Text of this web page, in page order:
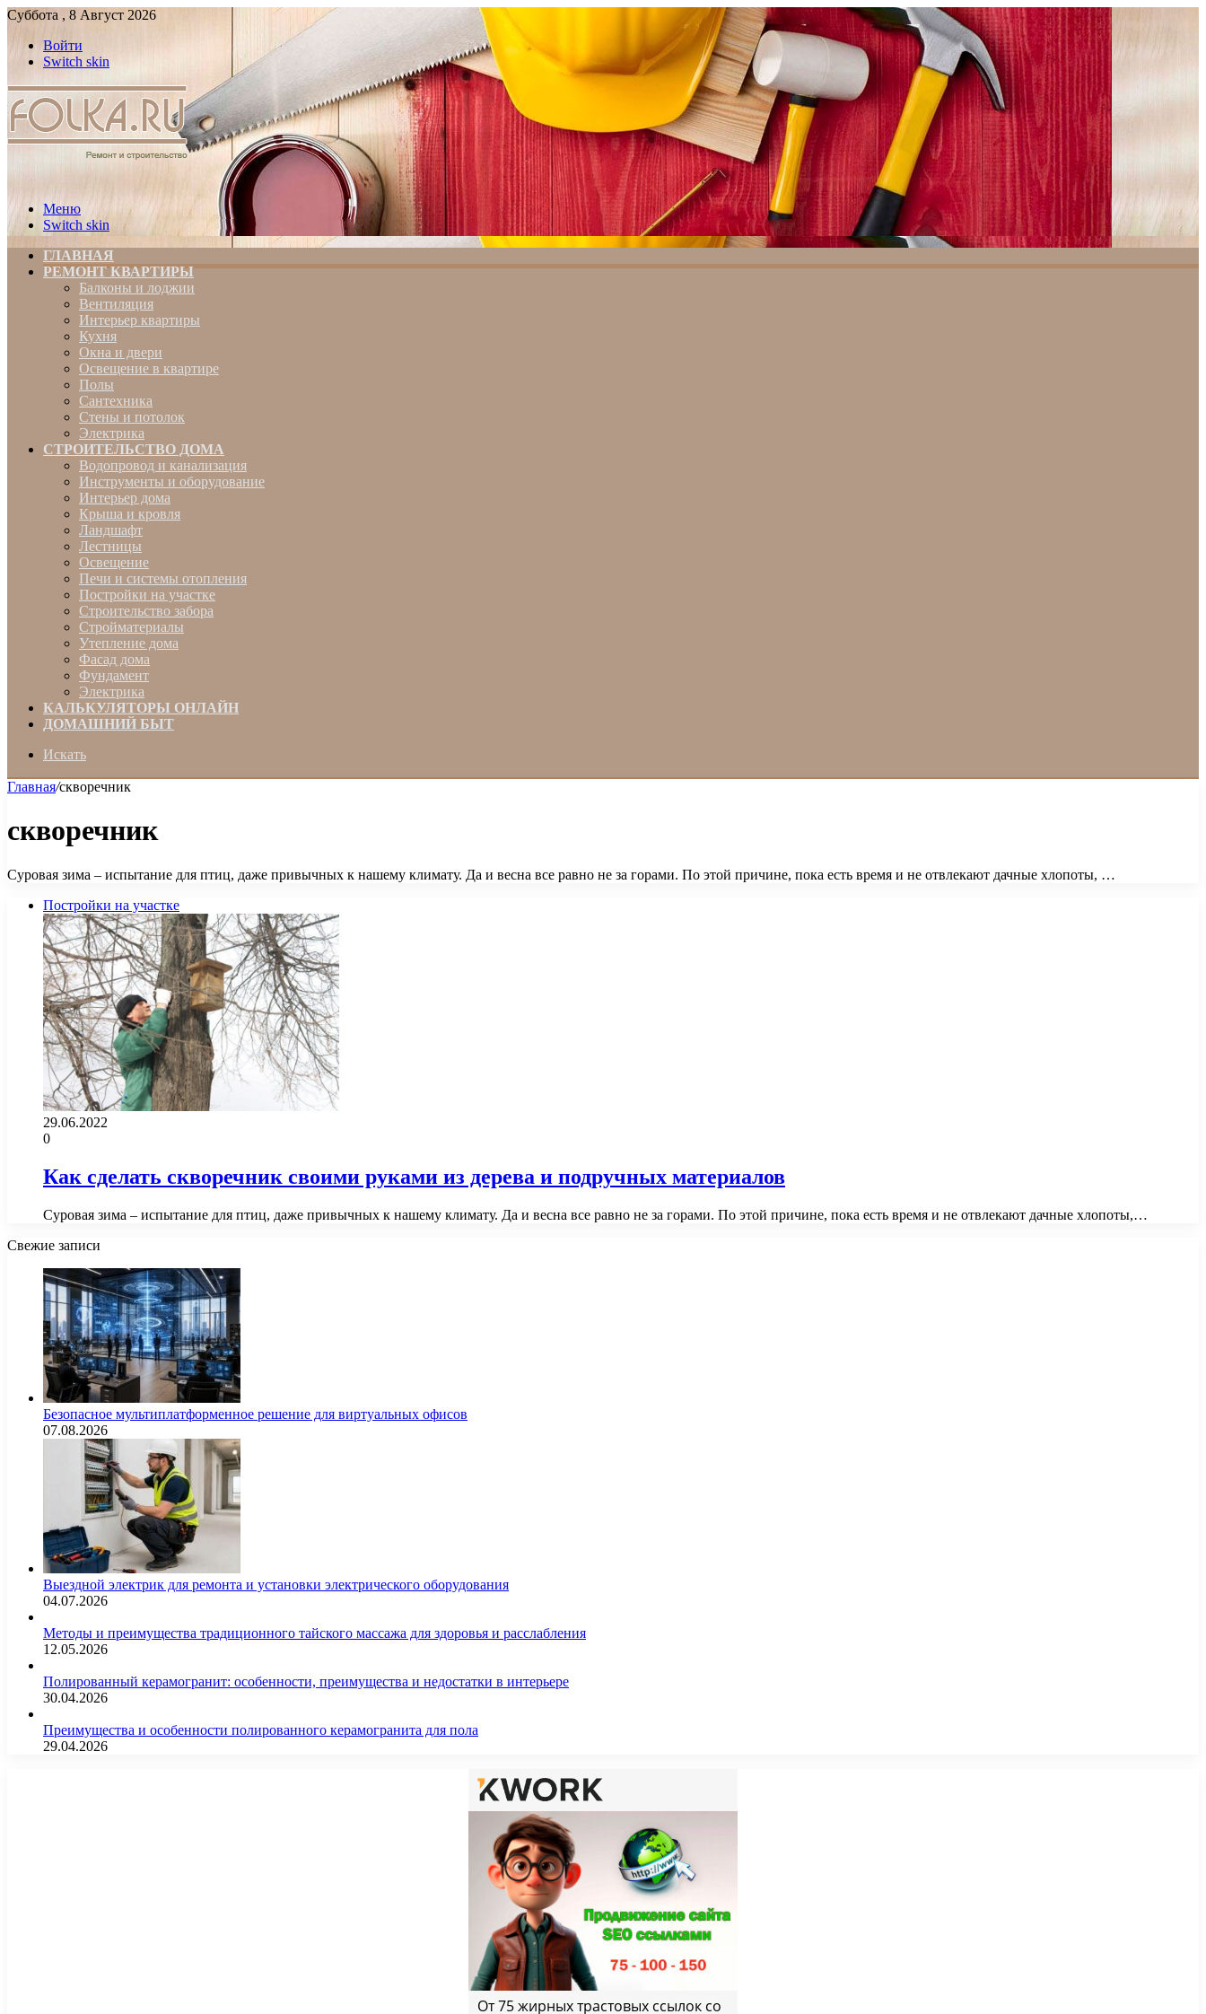
Суббота , 8 Август 2026
Войти
Switch skin
Меню
Switch skin
ГЛАВНАЯ
РЕМОНТ КВАРТИРЫ
Балконы и лоджии
Вентиляция
Интерьер квартиры
Кухня
Окна и двери
Освещение в квартире
Полы
Сантехника
Стены и потолок
Электрика
СТРОИТЕЛЬСТВО ДОМА
Водопровод и канализация
Инструменты и оборудование
Интерьер дома
Крыша и кровля
Ландшафт
Лестницы
Освещение
Печи и системы отопления
Постройки на участке
Строительство забора
Стройматериалы
Утепление дома
Фасад дома
Фундамент
Электрика
КАЛЬКУЛЯТОРЫ ОНЛАЙН
ДОМАШНИЙ БЫТ
Искать
Главная/скворечник
скворечник
Суровая зима – испытание для птиц, даже привычных к нашему климату. Да и весна все равно не за горами. По этой причине, пока есть время и не отвлекают дачные хлопоты, …
Постройки на участке
29.06.2022
0
Как сделать скворечник своими руками из дерева и подручных материалов
Суровая зима – испытание для птиц, даже привычных к нашему климату. Да и весна все равно не за горами. По этой причине, пока есть время и не отвлекают дачные хлопоты,…
Свежие записи
Безопасное мультиплатформенное решение для виртуальных офисов
07.08.2026
Выездной электрик для ремонта и установки электрического оборудования
04.07.2026
Методы и преимущества традиционного тайского массажа для здоровья и расслабления
12.05.2026
Полированный керамогранит: особенности, преимущества и недостатки в интерьере
30.04.2026
Преимущества и особенности полированного керамогранита для пола
29.04.2026